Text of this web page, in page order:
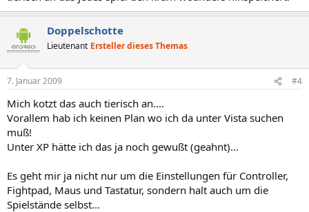
Doppelschotte
Lieutenant Ersteller dieses Themas
7. Januar 2009 #4
Mich kotzt das auch tierisch an....
Vorallem hab ich keinen Plan wo ich da unter Vista suchen
muß!
Unter XP hätte ich das ja noch gewußt (geahnt)...
Es geht mir ja nicht nur um die Einstellungen für Controller,
Fightpad, Maus und Tastatur, sondern halt auch um die
Spielstände selbst...